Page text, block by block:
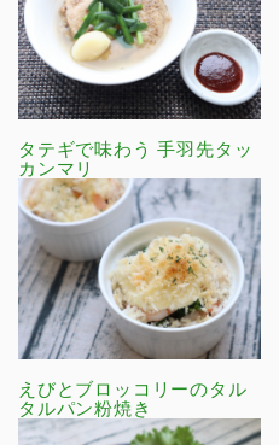
タテギで味わう 手羽先タッ
カンマリ
えびとブロッコリーのタル
タルパン粉焼き